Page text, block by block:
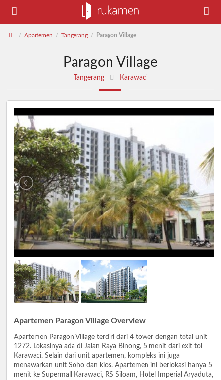
/ Apartemen / Tangerang / Paragon Village
Paragon Village
Tangerang Karawaci
Apartemen Paragon Village Overview
Apartemen Paragon Village terdiri dari 4 tower dengan total unit
1272. Lokasinya ada di Jalan Raya Binong, 5 menit dari exit tol
Karawaci. Selain dari unit apartemen, kompleks ini juga
menawarkan unit Soho dan kios. Apartemen ini berlokasi hanya 5
menit ke Supermall Karawaci, RS Siloam, Hotel Imperial Aryaduta,